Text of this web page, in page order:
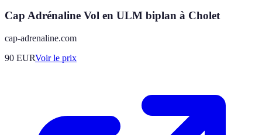
Cap Adrénaline Vol en ULM biplan à Cholet
cap-adrenaline.com
90 EURVoir le prix